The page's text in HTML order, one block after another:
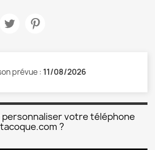
prévue : 11/08/2026
personnaliser votre téléphone
?